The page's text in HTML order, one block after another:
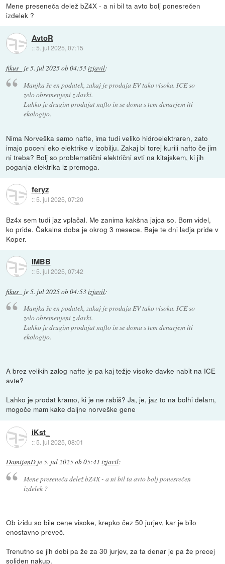
Mene preseneča delež bZ4X - a ni bil ta avto bolj ponesrečen
izdelek ?
AvtoR
:: 5. jul 2025, 07:15
fikus_ je5. jul 2025 ob 04:53izjavil:
Manjka še en podatek, zakaj je prodaja EV tako visoka. ICE so
zelo obremenjeni z davki.
Lahko je drugim prodajat nafto in se doma s tem denarjem iti
ekologijo.
Nima Norveška samo nafte, ima tudi veliko hidroelektraren, zato
imajo poceni eko elektrike v izobilju. Zakaj bi torej kurili nafto če jim
ni treba? Bolj so problematični električni avti na kitajskem, ki jih
poganja elektrika iz premoga.
feryz
::5. jul 2025, 07:20
Bz4x sem tudi jaz vplačal. Me zanima kakšna jajca so. Bom videl,
ko pride. Čakalna doba je okrog 3 mesece. Baje te dni ladja pride v
Koper.
IMBB
:: 5. jul 2025, 07:42
fikus_ je5. jul 2025 ob 04:53izjavil:
Manjka še en podatek, zakaj je prodaja EV tako visoka. ICE so
zelo obremenjeni z davki.
Lahko je drugim prodajat nafto in se doma s tem denarjem iti
ekologijo.
A brez velikih zalog nafte je pa kaj težje visoke davke nabit na ICE
avte?
Lahko je prodat kramo, ki je ne rabiš? Ja, je, jaz to na bolhi delam,
mogoče mam kake daljne norveške gene
iKst_
::5. jul 2025, 08:01
DamijanD je5. jul 2025 ob 05:41 izjavil:
Mene preseneča delež bZ4X - a ni bil ta avto bolj ponesrečen
izdelek ?
Ob izidu so bile cene visoke, krepko čez 50 jurjev, kar je bilo
enostavno preveč.
Trenutno se jih dobi pa že za 30 jurjev, za ta denar je pa že precej
soliden nakup.